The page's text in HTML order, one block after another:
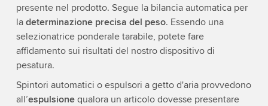
presente nel prodotto. Segue la bilancia automatica per
la determinazione precisa del peso. Essendo una
selezionatrice ponderale tarabile, potete fare
affidamento sui risultati del nostro dispositivo di
pesatura.
Spintori automatici o espulsori a getto d'aria provvedono
all’espulsionequalora un articolo dovesse presentare